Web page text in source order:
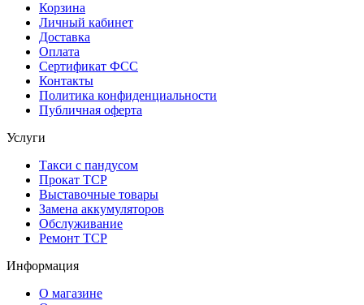
Корзина
Личный кабинет
Доставка
Оплата
Сертификат ФСС
Контакты
Политика конфиденциальности
Публичная оферта
Услуги
Такси с пандусом
Прокат ТСР
Выставочные товары
Замена аккумуляторов
Обслуживание
Ремонт ТСР
Информация
О магазине